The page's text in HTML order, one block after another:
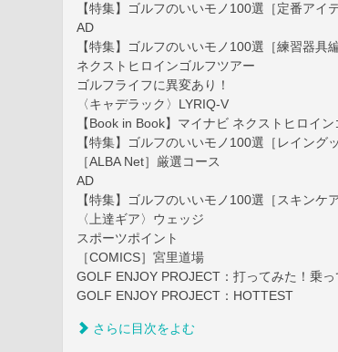
【特集】ゴルフのいいモノ100選［定番アイ
AD
【特集】ゴルフのいいモノ100選［練習器具編
ネクストヒロインゴルフツアー
ゴルフライフに異変あり！
〈キャデラック〉LYRIQ-V
【Book in Book】マイナビ ネクストヒロイ
【特集】ゴルフのいいモノ100選［レイング
［ALBA Net］厳選コース
AD
【特集】ゴルフのいいモノ100選［スキンケ
〈上達ギア〉ウェッジ
スポーツポイント
［COMICS］宮里道場
GOLF ENJOY PROJECT：打ってみた！乗っ
GOLF ENJOY PROJECT：HOTTEST
さらに目次をよむ